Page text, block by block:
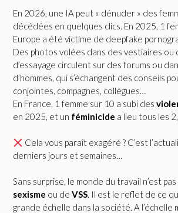
En 2026, une IA peut « dénuder » des
décédées en quelques clics. En 2025, 1
Europe a été victime de deepfake
Des photos volées dans des vestiaires ou
d’essayage circulent sur des forums ou
d’hommes, qui s’échangent des conseils
conjointes, compagnes, collègues…
En France, 1 femme sur 10 a subi des
en 2025, et un féminicide a lieu tous les
Cela vous paraît exagéré ? C’est
derniers jours et semaines…
Sans surprise, le monde du travail n’est
sexisme ou de VSS. Il est le reflet de ce
grande échelle dans la société. A l’échelle